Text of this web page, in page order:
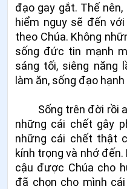
đạo gay gắt. Thế
hiểm nguy sẽ đến
theo Chúa. Không
sống đức tin mạnh
sáng tối, siêng năng
làm ăn, sống đạo
Sống trên đời rồi
những cái chết gây
những cái chết thật
kính trọng và nhớ
cậu được Chúa cho
đã chọn cho mình